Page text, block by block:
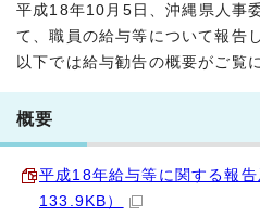
平成18年10月5日、沖縄県人事
て、職員の給与等について報告
以下では給与勧告の概要がご覧
概要
平成18年給与等に関する報
133.9KB）